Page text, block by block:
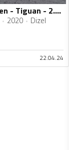
Volkswagen - Tiguan - 2.0tdi
2020 Dizel
22.04.24